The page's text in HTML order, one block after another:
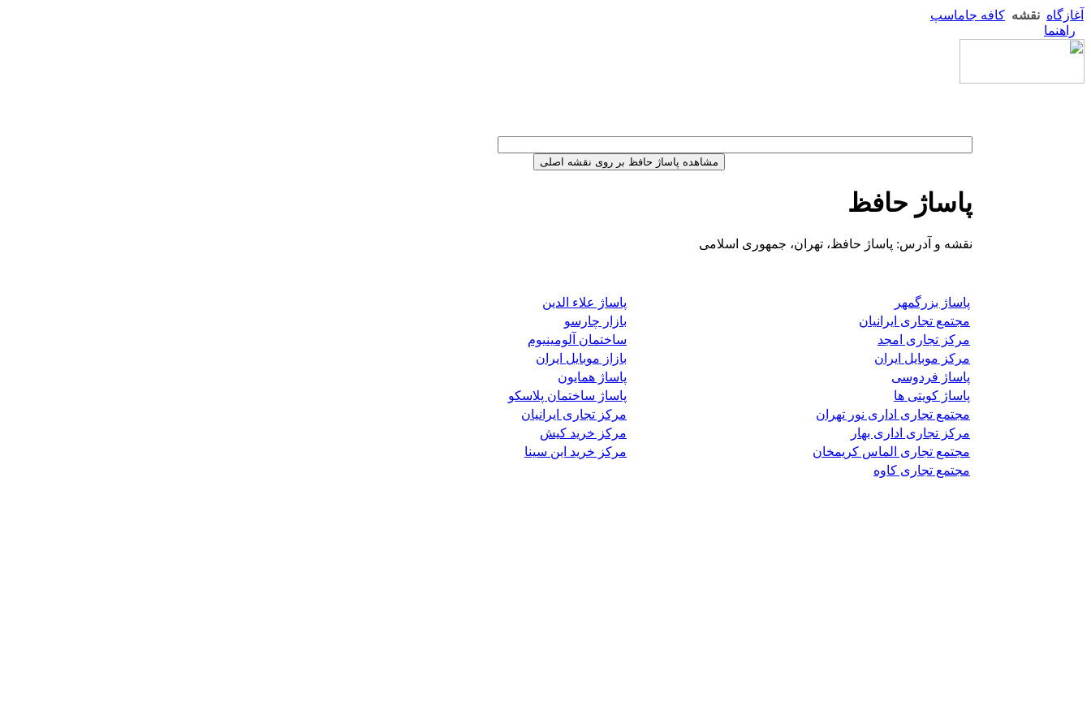
آغازگاه نقشه کافه جاماسپ
راهنما
پاساژ حافظ
نقشه و آدرس: پاساژ حافظ، تهران، جمهوری اسلامی
پاساژ بزرگمهر
پاساژ علاء الدین
مجتمع تجاری ایرانیان
بازار چارسو
مرکز تجاری امجد
ساختمان آلومینیوم
مرکز موبایل ایران
بازاز موبایل ایران
پاساژ فردوسی
پاساژ همایون
پاساژ کویتی ها
پاساژ ساختمان پلاسکو
مجتمع تجاری اداری نور تهران
مرکز تجاری ایرانیان
مرکز تجاری اداری بهار
مرکز خرید کیش
مجتمع تجاری الماس کریمخان
مرکز خرید ابن سینا
مجتمع تجاری کاوه